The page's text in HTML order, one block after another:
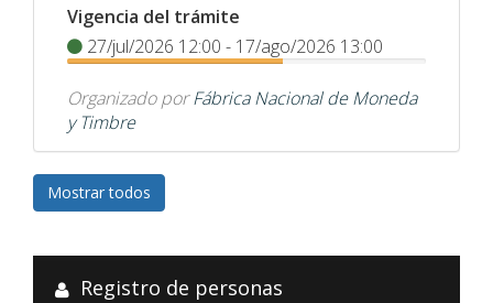
Vigencia del trámite
27/jul/2026 12:00 - 17/ago/2026 13:00
Organizado por Fábrica Nacional de Moneda
y Timbre
Mostrar todos
Registro de personas